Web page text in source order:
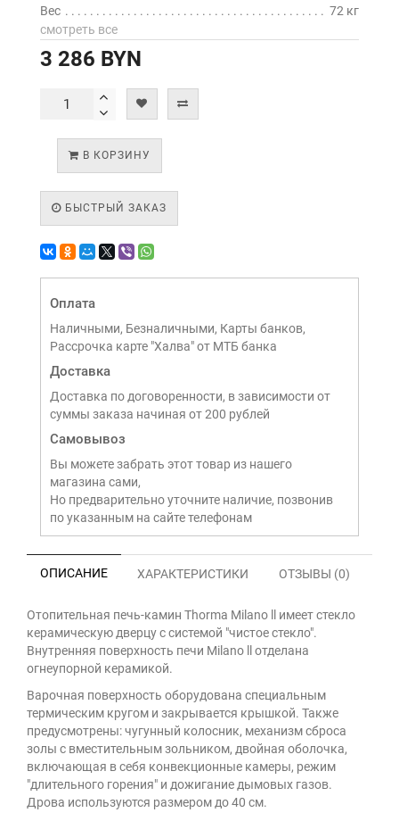
Вес
72 кг
смотреть все
3 286 BYN
В КОРЗИНУ
БЫСТРЫЙ ЗАКАЗ
Оплата
Наличными, Безналичными, Карты банков,
Рассрочка карте "Халва" от МТБ банка
Доставка
Доставка по договоренности, в зависимости от
суммы заказа начиная от 200 рублей
Самовывоз
Вы можете забрать этот товар из нашего
магазина сами,
Но предварительно уточните наличие, позвонив
по указанным на сайте телефонам
ОПИСАНИЕ ХАРАКТЕРИСТИКИ ОТЗЫВЫ (0)
Отопительная печь-камин Thorma Milano ll имеет стекло
керамическую дверцу с сиcтемой "чистое стекло".
Внутренняя поверхность печи Milano ll отделана
огнеупорной керамикой.
Варочная поверхность оборудована специальным
термическим кругом и закрывается крышкой. Также
предусмотрены: чугунный колосник, механизм сброса
золы с вместительным зольником, двойная оболочка,
включающая в себя конвекционные камеры, режим
"длительного горения" и дожигание дымовых газов.
Дрова используются размером до 40 см.